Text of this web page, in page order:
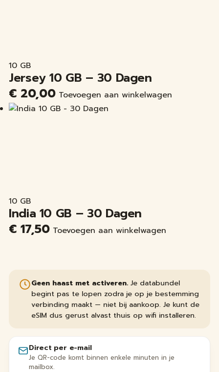
10 GB
Jersey 10 GB – 30 Dagen
€ 20,00 Toevoegen aan winkelwagen
10 GB
India 10 GB – 30 Dagen
€ 17,50 Toevoegen aan winkelwagen
Geen haast met activeren. Je databundel
begint pas te lopen zodra je op je bestemming
verbinding maakt — niet bij aankoop. Je kunt de
eSIM dus gerust alvast thuis op wifi installeren.
Direct per e-mail
Je QR-code komt binnen enkele minuten in je
mailbox.